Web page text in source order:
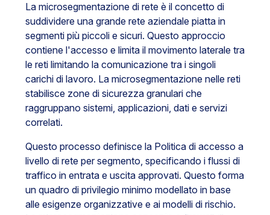
La microsegmentazione di rete è il concetto di
suddividere una grande rete aziendale piatta in
segmenti più piccoli e sicuri. Questo approccio
contiene l'accesso e limita il movimento laterale tra
le reti limitando la comunicazione tra i singoli
carichi di lavoro. La microsegmentazione nelle reti
stabilisce zone di sicurezza granulari che
raggruppano sistemi, applicazioni, dati e servizi
correlati.
Questo processo definisce la Politica di accesso a
livello di rete per segmento, specificando i flussi di
traffico in entrata e uscita approvati. Questo forma
un quadro di privilegio minimo modellato in base
alle esigenze organizzative e ai modelli di rischio.